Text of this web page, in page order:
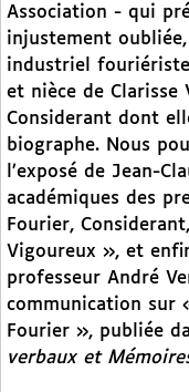
Association - qui
injustement oubliée,
industriel
et nièce de Clarisse
Considerant dont
biographe. Nous
l’exposé de Jean-
académiques des
Fourier,
Vigoureux », et
professeur André
communication sur
Fourier », publiée
verbaux et